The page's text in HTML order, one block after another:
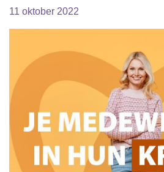
11 oktober 2022